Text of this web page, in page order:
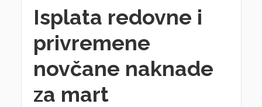
Isplata redovne i
privremene
novčane naknade
za mart